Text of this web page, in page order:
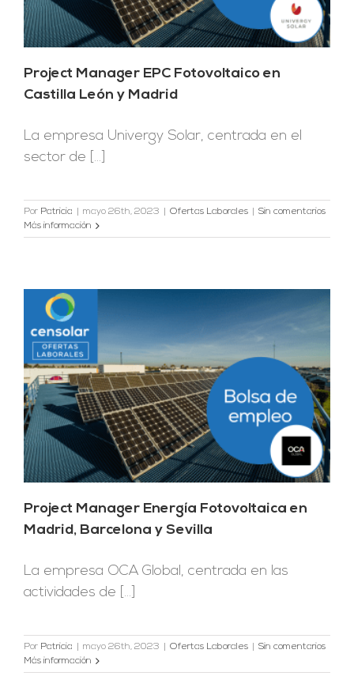
Project Manager EPC Fotovoltaico en
Castilla León y Madrid
La empresa Univergy Solar, centrada en el
sector de [...]
Por Patricia mayo 26th, 2023 Ofertas Laborales
Sin comentarios
Más información
Project Manager Energía Fotovoltaica en
Madrid, Barcelona y Sevilla
La empresa OCA Global, centrada en las
actividades de [...]
Por Patricia mayo 26th, 2023 Ofertas Laborales
Sin comentarios
Más información